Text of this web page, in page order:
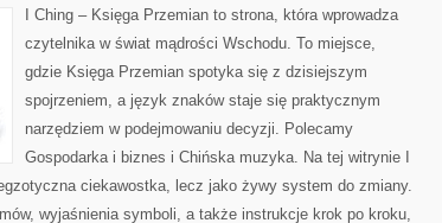
MITY
I Ching – Księga Przemian to strona, która wprowadza
czytelnika w świat mądrości Wschodu. To miejsce,
gdzie Księga Przemian spotyka się z dzisiejszym
spojrzeniem, a język znaków staje się praktycznym
narzędziem w podejmowaniu decyzji. Polecamy
Gospodarka i biznes i Chińska muzyka. Na tej witrynie I
ciekawostka, lecz jako żywy system do zmiany.
wyjaśnienia symboli, a także instrukcje krok po kroku,